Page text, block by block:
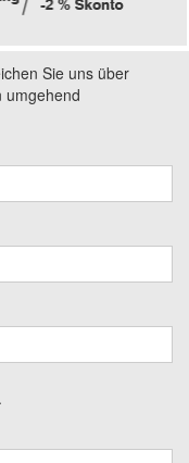
Sie uns über
umgehend